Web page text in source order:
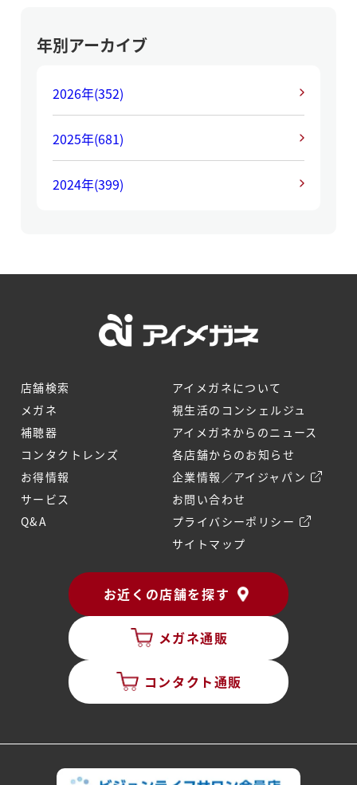
年別アーカイブ
2026年(352)
2025年(681)
2024年(399)
店舗検索
メガネ
補聴器
コンタクトレンズ
お得情報
サービス
Q&A
アイメガネについて
視生活のコンシェルジュ
アイメガネからのニュース
各店舗からのお知らせ
企業情報／アイジャパン
お問い合わせ
プライバシーポリシー
サイトマップ
お近くの店舗を探す
メガネ通販
コンタクト通販